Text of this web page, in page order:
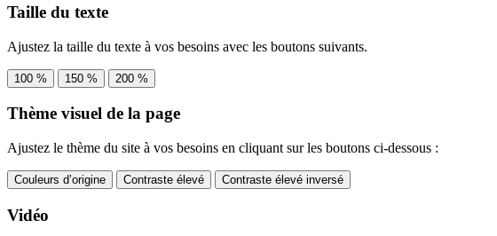
Taille du texte
Ajustez la taille du texte à vos besoins avec les boutons suivants.
100 % 150 % 200 %
Thème visuel de la page
Ajustez le thème du site à vos besoins en cliquant sur les boutons ci-dessous :
Couleurs d’origine Contraste élevé Contraste élevé inversé
Vidéo